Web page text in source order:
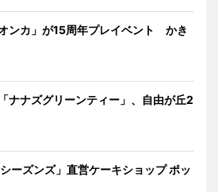
ンカ」が15周年プレイベント かき
ナナズグリーンティー」、自由が丘2
ーズンズ」直営ケーキショップ ポッ